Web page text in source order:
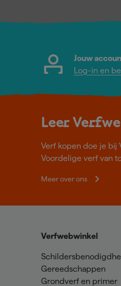
Jouw
Log-in en
Leer
Verf kopen doe je bij
Voordelige verf van
Meer over ons
Verfwebwinkel
Gereedschappen
Grondverf en primer